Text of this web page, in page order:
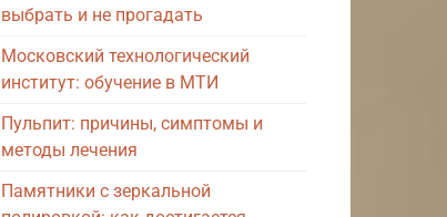
выбрать и не прогадать
Московский технологический
институт: обучение в МТИ
Пульпит: причины, симптомы и
методы лечения
Памятники с зеркальной